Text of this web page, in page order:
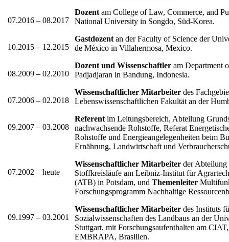
07.2016 – 08.2017
Dozentam College of Law, Commerce, and
National University in Songdo, Süd-Korea.
10.2015 – 12.2015
Gastdozentan der Faculty of Science der
de México in Villahermosa, Mexico.
08.2009 – 02.2010
Dozent und Wissenschaftler am Department
Padjadjaran in Bandung, Indonesia.
07.2006 – 02.2018
Wissenschaftlicher Mitarbeiter des
Lebenswissenschaftlichen Fakultät an der
09.2007 – 03.2008
Referentim Leitungsbereich, Abteilung
nachwachsende Rohstoffe, Referat
Rohstoffe und Energieangelegenheiten beim
Ernährung, Landwirtschaft und
07.2002 – heute
Wissenschaftlicher Mitarbeiter der Abteilung
Stoffkreisläufe am Leibniz-Institut für
(ATB) in Potsdam, und Themenleiter
Forschungsprogramm Nachhaltige
09.1997 – 03.2001
Wissenschaftlicher Mitarbeiter des Instituts
Sozialwissenschaften des Landbaus an der
Stuttgart, mit Forschungsaufenthalten am
EMBRAPA, Brasilien.